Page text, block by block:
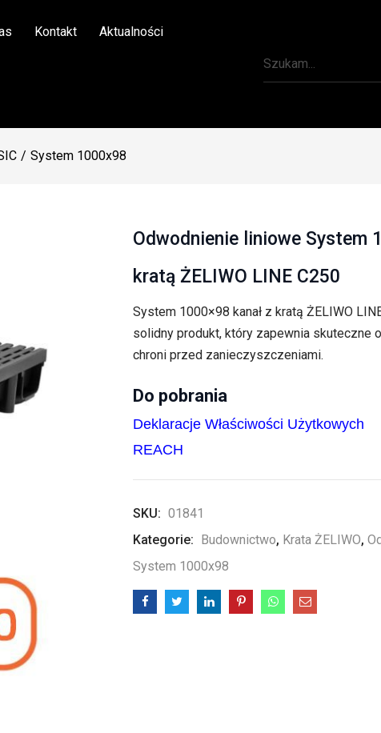
Kontakt Aktualności
System 1000x98
Odwodnienie liniowe System
kratą ŻELIWO LINE C250
System 1000×98 kanał z kratą ŻELIWO
solidny produkt, który zapewnia skuteczne
chroni przed zanieczyszczeniami.
Do pobrania
Deklaracje Właściwości Użytkowych
REACH
SKU: 01841
Kategorie: Budownictwo, Krata ŻELIWO,
System 1000x98